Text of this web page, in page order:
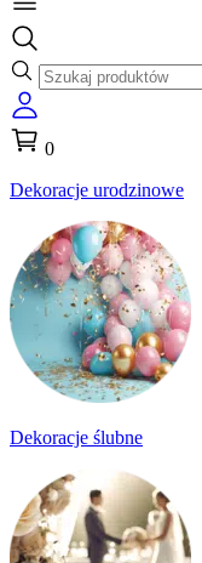
0
Dekoracje urodzinowe
Dekoracje ślubne